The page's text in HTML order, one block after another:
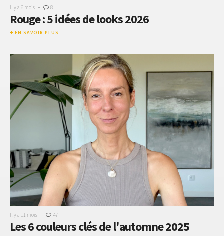
Il y a 6 mois - 8
Rouge : 5 idées de looks 2026
EN SAVOIR PLUS
Il y a 11 mois - 47
Les 6 couleurs clés de l'automne 2025